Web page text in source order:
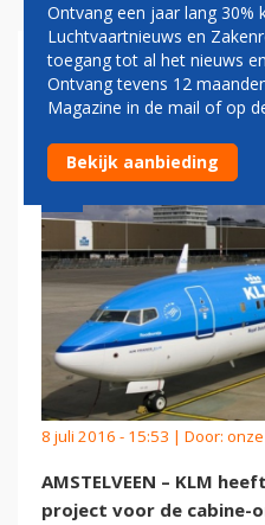
KLM RONDT
BOEING 737-
8 juli 2016 - 15:53 | Door:
AMSTELVEEN – KLM
project voor de cabine-
Ontvang een jaar lang 30%
Luchtvaartnieuws en
toegang tot al het nieuws
Ontvang tevens 12
Magazine in de mail of op
Bekijk aanbieding